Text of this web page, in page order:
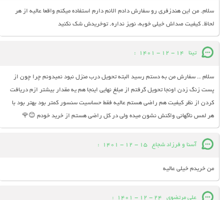
سلام. من این هندزفری رو سفارش دادم الانم دارم استفاده میکنم واقعا عالیه از هر
لحاظ. کیفیت صداش خیلی خوبه، نویز نداره. توخریدش شک نکنید
تینا 14 - 12 - 1401
:
سلام .. سفارش من به دستم رسید البته تحویل درب منزل نبود نمیدونم چرا چون از
پست زنگ زدن اونجا تحویل گرفتم از مبلغ نهایی اینجا هم یه مقدار بیشتر ازم دریافت
کردن از نظر کیفیت هم راضی هستم عالیه فقط حساسیت سنسور کمتر بود بهتر بود با
هر لمس ناگهانی واکنش نشون میده ولی در کل راضی هستم از خرید خودم 😊🌹
آسنا و فرزاد شجاع 15 - 12 - 1401
:
من خریدم خیلی عالیه
علی مرتضوی 24 - 12 - 1401
: